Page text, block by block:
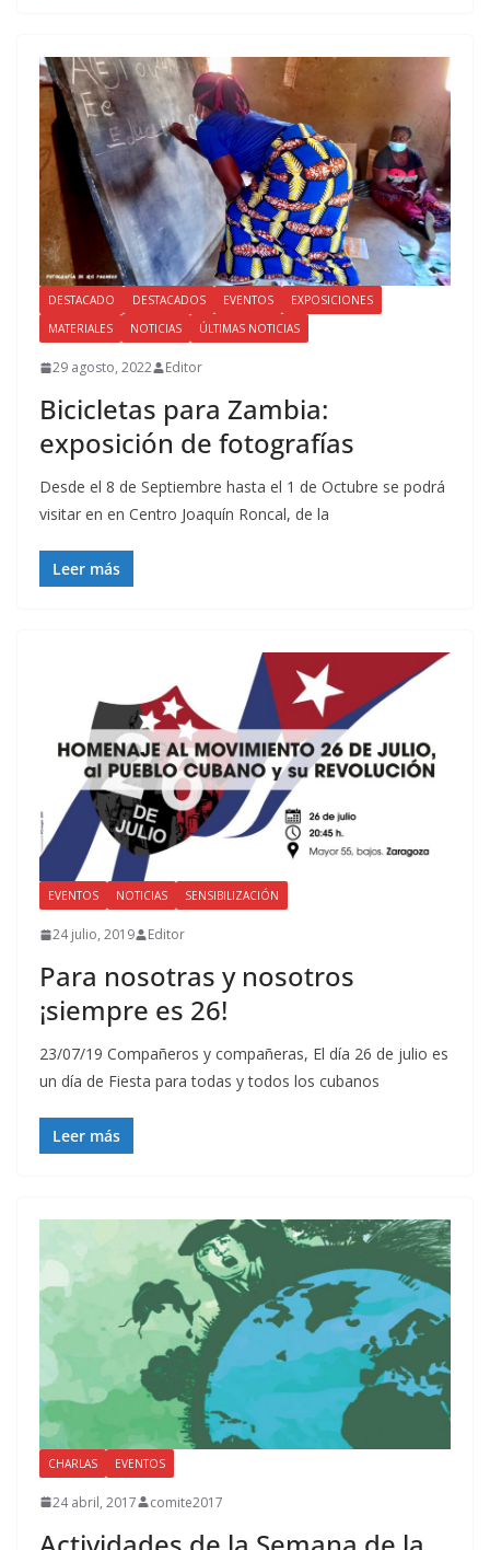
DESTACADO DESTACADOS EVENTOS
EXPOSICIONES
MATERIALES
NOTICIAS ÚLTIMAS NOTICIAS
29 agosto, 2022 Editor
Bicicletas para Zambia:
exposición de fotografías
Desde el 8 de Septiembre hasta el 1 de Octubre se podrá
visitar en en Centro Joaquín Roncal, de la
Leer más
EVENTOS NOTICIAS SENSIBILIZACIÓN
24 julio, 2019 Editor
Para nosotras y nosotros
¡siempre es 26!
23/07/19 Compañeros y compañeras, El día 26 de julio es
un día de Fiesta para todas y todos los cubanos
Leer más
CHARLAS EVENTOS
24 abril, 2017 comite2017